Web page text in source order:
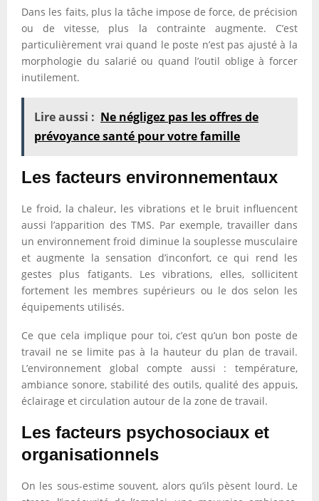
Dans les faits, plus la tâche impose de force, de précision
ou de vitesse, plus la contrainte augmente. C’est
particulièrement vrai quand le poste n’est pas ajusté à la
morphologie du salarié ou quand l’outil oblige à forcer
inutilement.
Lire aussi : Ne négligez pas les offres de
prévoyance santé pour votre famille
Les facteurs environnementaux
Le froid, la chaleur, les vibrations et le bruit influencent
aussi l’apparition des TMS. Par exemple, travailler dans
un environnement froid diminue la souplesse musculaire
et augmente la sensation d’inconfort, ce qui rend les
gestes plus fatigants. Les vibrations, elles, sollicitent
fortement les membres supérieurs ou le dos selon les
équipements utilisés.
Ce que cela implique pour toi, c’est qu’un bon poste de
travail ne se limite pas à la hauteur du plan de travail.
L’environnement global compte aussi : température,
ambiance sonore, stabilité des outils, qualité des appuis,
éclairage et circulation autour de la zone de travail.
Les facteurs psychosociaux et
organisationnels
On les sous-estime souvent, alors qu’ils pèsent lourd. Le